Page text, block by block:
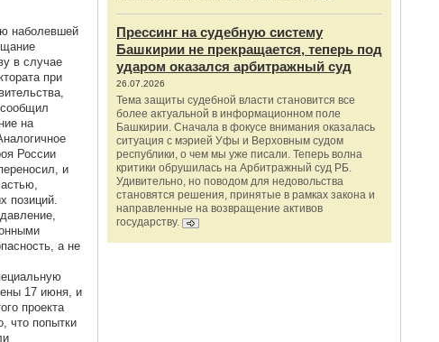
наболевшей
в случае
при
на
России
и
позиций.
а не
17 июня, и
проекта
что попытки
Прессинг на судебную систему
Башкирии не прекращается, теперь под
ударом оказался арбитражный суд
26.07.2026
Тема защиты судебной власти становится все
более актуальной в информационном поле
Башкирии. Сначала в фокусе внимания оказалась
ситуация с мэрией Уфы и Верховным судом
республики, о чем мы уже писали. Теперь волна
критики обрушилась на Арбитражный суд РБ.
Удивительно, но поводом для недовольства
становятся решения, принятые в рамках закона и
направленные на возвращение активов
государству.